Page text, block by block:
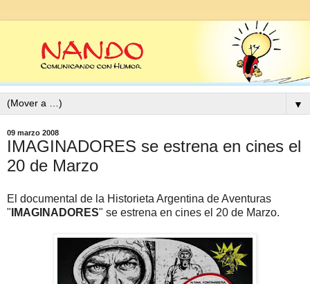
▼
09 marzo 2008
IMAGINADORES se estrena en cines el
20 de Marzo
El documental de la Historieta Argentina de Aventuras
" IMAGINADORES" se estrena en cines el 20 de Marzo.